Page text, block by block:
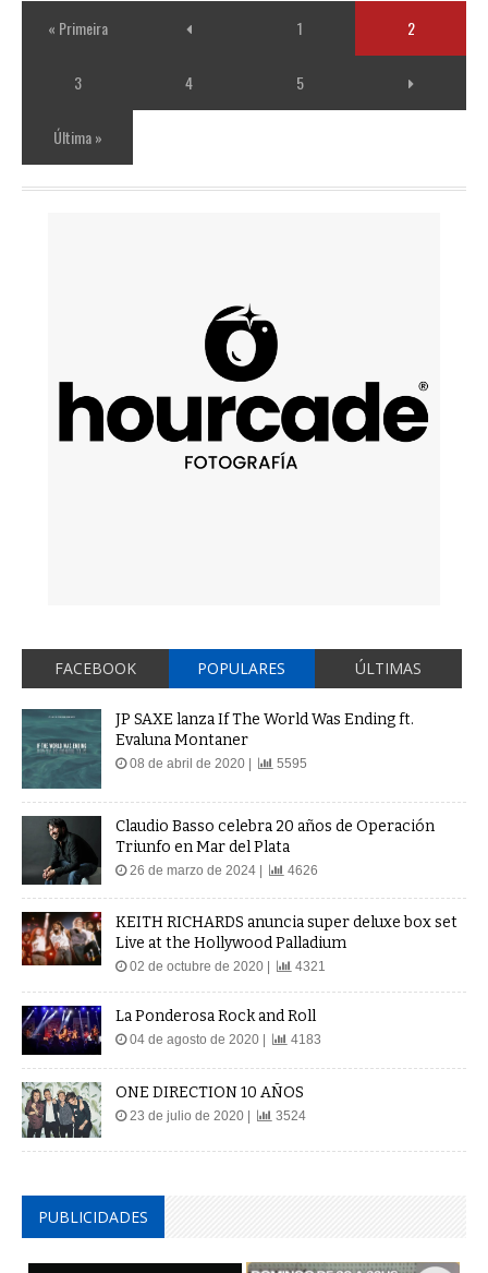
« Primeira 1 2
3 4 5
Última »
FACEBOOK POPULARES ÚLTIMAS
JP SAXE lanza If The World Was Ending ft.
Evaluna Montaner
08 de abril de 2020 | 5595
Claudio Basso celebra 20 años de Operación
Triunfo en Mar del Plata
26 de marzo de 2024 | 4626
KEITH RICHARDS anuncia super deluxe box set
Live at the Hollywood Palladium
02 de octubre de 2020 | 4321
La Ponderosa Rock and Roll
04 de agosto de 2020 | 4183
ONE DIRECTION 10 AÑOS
23 de julio de 2020 | 3524
PUBLICIDADES